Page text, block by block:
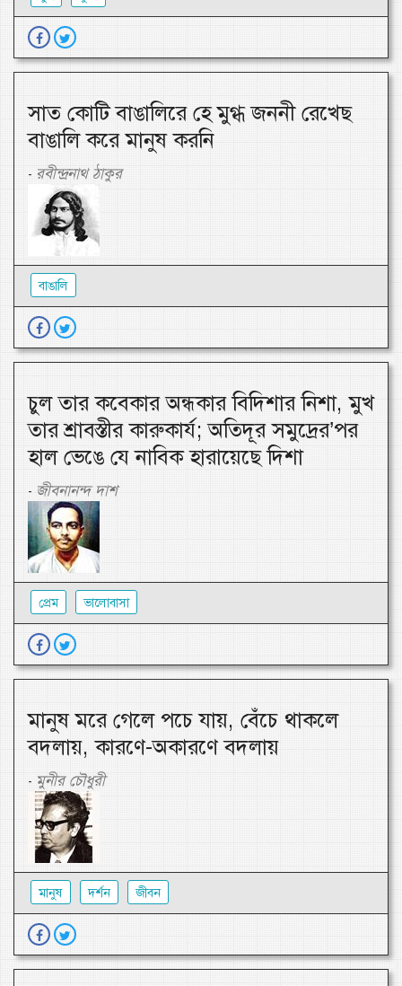
সাত কোটি বাঙালিরে হে মুগ্ধ জননী রেখেছ
বাঙালি করে মানুষ করনি
- রবীন্দ্রনাথ ঠাকুর
বাঙালি
চুল তার কবেকার অন্ধকার বিদিশার নিশা, মুখ
তার শ্রাবস্তীর কারুকার্য; অতিদূর সমুদ্রের’পর
হাল ভেঙে যে নাবিক হারায়েছে দিশা
- জীবনানন্দ দাশ
প্রেম ভালোবাসা
মানুষ মরে গেলে পচে যায়, বেঁচে থাকলে
বদলায়, কারণে-অকারণে বদলায়
- মুনীর চৌধুরী
মানুষ দর্শন জীবন